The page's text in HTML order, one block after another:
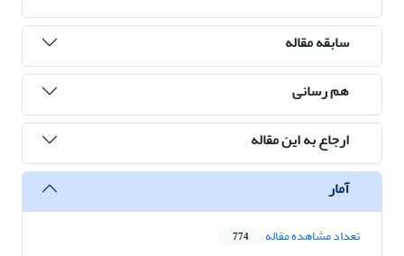
سابقه مقاله
هم رسانی
ارجاع به این مقاله
آمار
تعداد مشاهده مقاله 774